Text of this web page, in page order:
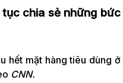
chia sẻ những bức
hết mặt hàng tiêu dùng ở
CNN.